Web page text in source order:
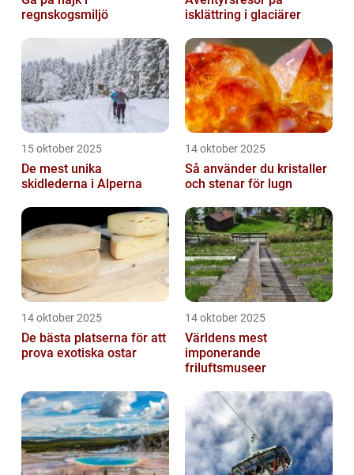
regnskogsmiljö
isklättring i glaciärer
15 oktober 2025
De mest unika
skidlederna i Alperna
14 oktober 2025
Så använder du kristaller
och stenar för lugn
14 oktober 2025
De bästa platserna för att
prova exotiska ostar
14 oktober 2025
Världens mest
imponerande
friluftsmuseer